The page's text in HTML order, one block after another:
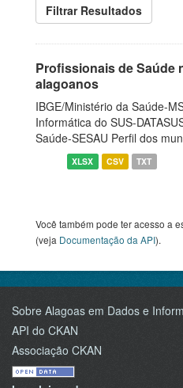
Filtrar Resultados
Profissionais de Saúde
alagoanos
IBGE/Ministério da Saúde-
Informática do SUS-
Saúde-SESAU Perfil dos
XLSX CSV TXT
Você também pode ter acesso a
(veja Documentação da API).
Sobre Alagoas em Dados e
API do CKAN
Associação CKAN